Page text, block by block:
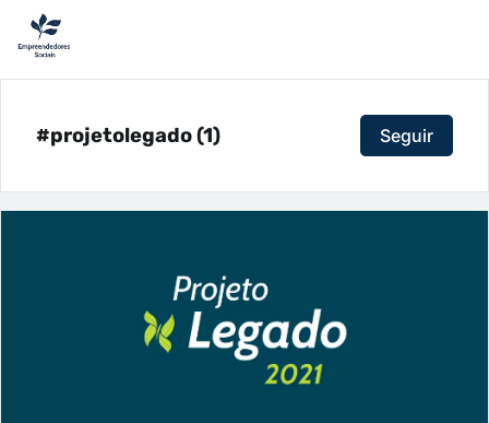
#projetolegado (1) Seguir